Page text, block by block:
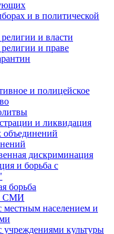
и в политической
и власти
и праве
и полицейское
и ликвидация
объединений
дискриминация
и борьба с
борьба
СМИ
населением и
культуры